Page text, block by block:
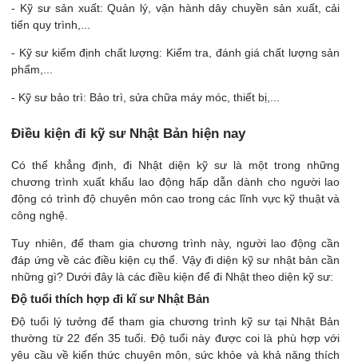
- Kỹ sư sản xuất: Quản lý, vận hành dây chuyền sản xuất, cải
tiến quy trình,...
- Kỹ sư kiểm định chất lượng: Kiểm tra, đánh giá chất lượng sản
phẩm,...
- Kỹ sư bảo trì: Bảo trì, sửa chữa máy móc, thiết bị,...
Điều kiện đi kỹ sư Nhật Bản hiện nay
Có thể khẳng định, đi Nhật diện kỹ sư là một trong những
chương trình xuất khẩu lao động hấp dẫn dành cho người lao
động có trình độ chuyên môn cao trong các lĩnh vực kỹ thuật và
công nghệ.
Tuy nhiên, để tham gia chương trình này, người lao động cần
đáp ứng về các điều kiện cụ thể. Vậy đi diện kỹ sư nhật bản cần
những gì? Dưới đây là các điều kiện để đi Nhật theo diện kỹ sư:
Độ tuổi thích hợp đi kĩ sư Nhật Bản
Độ tuổi lý tưởng để tham gia chương trình kỹ sư tại Nhật Bản
thường từ 22 đến 35 tuổi. Độ tuổi này được coi là phù hợp với
yêu cầu về kiến thức chuyên môn, sức khỏe và khả năng thích